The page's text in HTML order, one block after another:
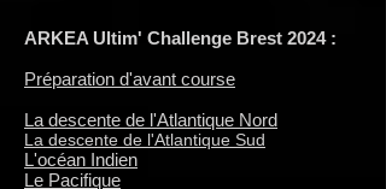
ARKEA Ultim' Challenge Brest 2024 :
Préparation d'avant course
La descente de l'Atlantique Nord
La descente de l'Atlantique Sud
L'océan Indien
Le Pacifique